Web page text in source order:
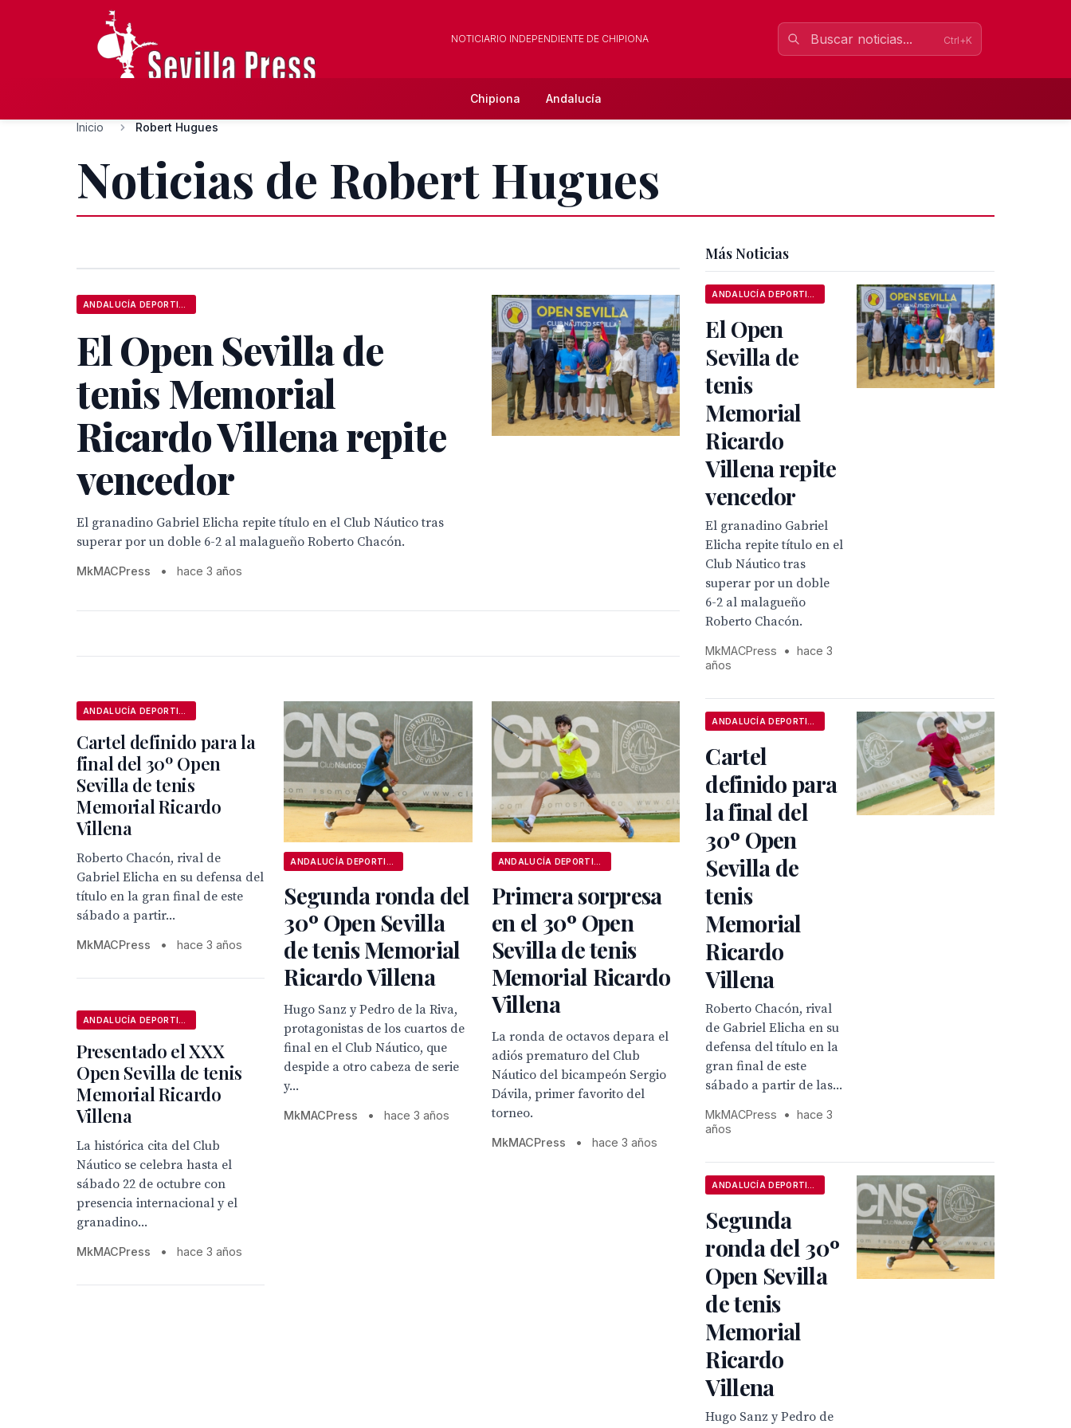
NOTICIARIO INDEPENDIENTE DE CHIPIONA Ctrl+K
Chipiona Andalucía
Inicio Robert Hugues
Noticias de Robert Hugues
El Open Sevilla de
tenis Memorial
Ricardo Villena repite
vencedor
El granadino Gabriel Elicha repite título en el Club Náutico tras
superar por un doble 6-2 al malagueño Roberto Chacón.
MkMACPress • hace 3 años
Cartel definido para la
final del 30º Open
Sevilla de tenis
Memorial Ricardo
Villena
Roberto Chacón, rival de
Gabriel Elicha en su defensa del
título en la gran final de este
sábado a partir...
MkMACPress • hace 3 años
Segunda ronda del
30º Open Sevilla
de tenis Memorial
Ricardo Villena
Hugo Sanz y Pedro de la Riva,
protagonistas de los cuartos de
final en el Club Náutico, que
despide a otro cabeza de serie
y...
MkMACPress • hace 3 años
Primera sorpresa
en el 30º Open
Sevilla de tenis
Memorial Ricardo
Villena
La ronda de octavos depara el
adiós prematuro del Club
Náutico del bicampeón Sergio
Dávila, primer favorito del
torneo.
MkMACPress • hace 3 años
Presentado el XXX
Open Sevilla de tenis
Memorial Ricardo
Villena
La histórica cita del Club
Náutico se celebra hasta el
sábado 22 de octubre con
presencia internacional y el
granadino...
MkMACPress • hace 3 años
Más Noticias
El Open
Sevilla de
tenis
Memorial
Ricardo
Villena repite
vencedor
El granadino Gabriel
Elicha repite título en el
Club Náutico tras
superar por un doble
6-2 al malagueño
Roberto Chacón.
MkMACPress •
hace 3
años
Cartel
definido para
la final del
30º Open
Sevilla de
tenis
Memorial
Ricardo
Villena
Roberto Chacón, rival
de Gabriel Elicha en su
defensa del título en la
gran final de este
sábado a partir de las...
MkMACPress •
hace 3
años
Segunda
ronda del 30º
Open Sevilla
de tenis
Memorial
Ricardo
Villena
Hugo Sanz y Pedro de